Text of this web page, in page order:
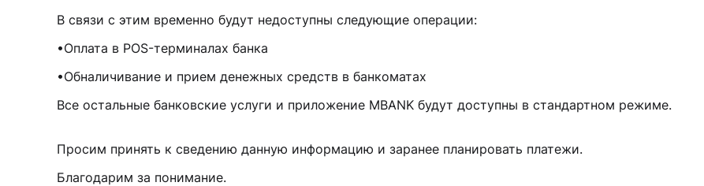
В связи с этим временно будут недоступны следующие операции:
•Оплата в POS-терминалах банка
•Обналичивание и прием денежных средств в банкоматах
Все остальные банковские услуги и приложение MBANK будут доступны в стандартном режиме.
Просим принять к сведению данную информацию и заранее планировать платежи.
Благодарим за понимание.